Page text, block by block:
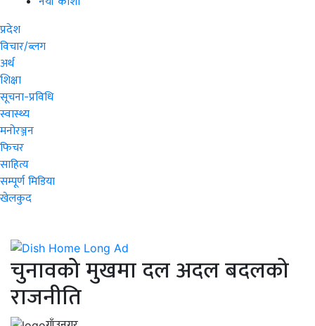
प्रदेश
विचार/ब्लग
अर्थ
शिक्षा
सूचना-प्रविधि
स्वास्थ्य
मनोरञ्जन
फिचर
साहित्य
सम्पूर्ण मिडिया
खेलकुद
चुनावको मुखमा दल अदल बदलको
राजनीति